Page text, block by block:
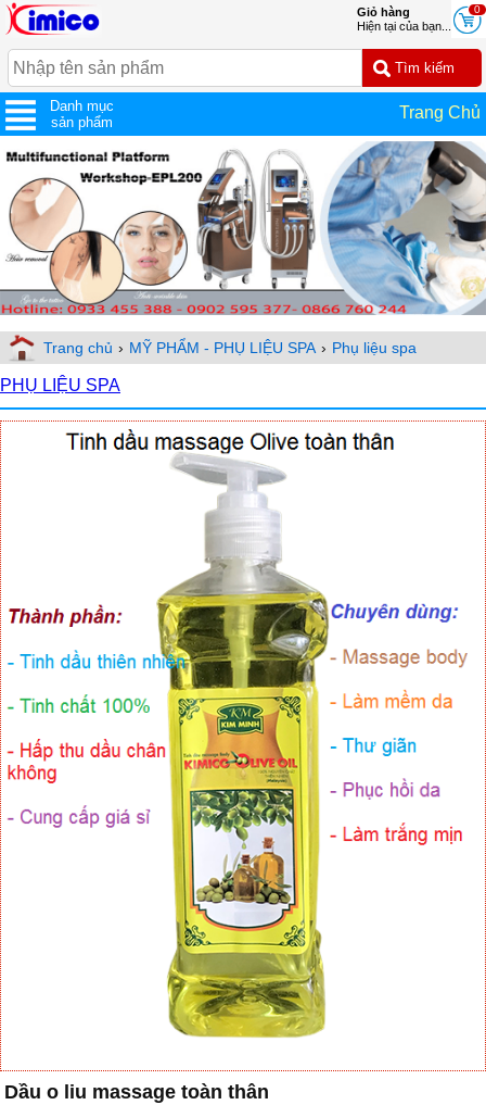
0
Giỏ hàng
Hiện tại của bạn...
Danh mục
sản phẩm
Trang Chủ
Trang chủ › MỸ PHẨM - PHỤ LIỆU SPA › Phụ liệu spa
PHỤ LIỆU SPA
Dầu o liu massage toàn thân